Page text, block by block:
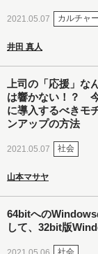
2021.05.07 カルチャ
井田 真人
上司の「応援」な
は響かない！？
に導入するべきモ
ンアップの方法
2021.05.07 社会
山本マサヤ
64bitへの
して、32bit版